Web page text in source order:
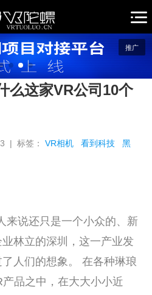
推广
么这家VR公司10个
| 标签：VR相机 看到科技 黑
来说还只是一个小众的、新
林立的深圳，这一产业发
人们的想象。
在各种琳琅
产品之中，在大大小小近